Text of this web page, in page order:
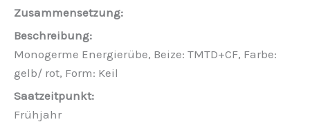
Monogerme Energierübe, Beize: TMTD+CF, Farbe:
gelb/ rot, Form: Keil
Frühjahr